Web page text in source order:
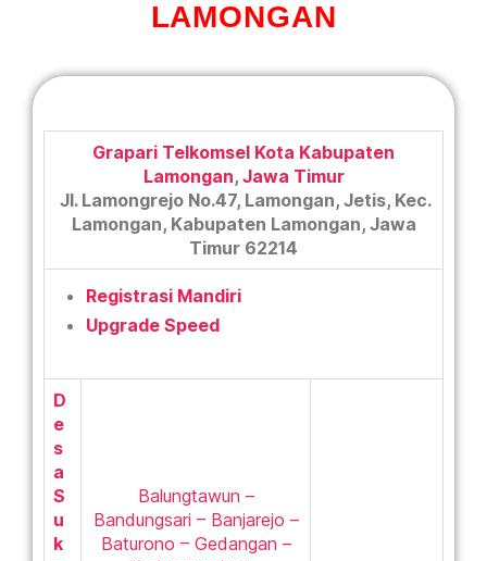
LAMONGAN
Grapari Telkomsel Kota Kabupaten
Lamongan, Jawa Timur
Jl. Lamongrejo No.47, Lamongan, Jetis, Kec.
Lamongan, Kabupaten Lamongan, Jawa
Timur 62214
Registrasi Mandiri
Upgrade Speed
D
e
s
a
S
u
k
Balungtawun –
Bandungsari – Banjarejo –
Baturono – Gedangan –